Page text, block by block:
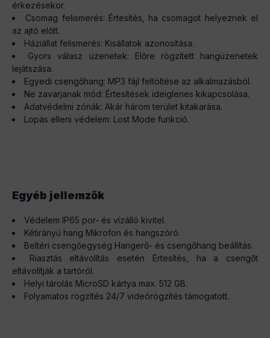
érkezésekor.
Csomag felismerés: Értesítés, ha csomagot helyeznek el
az ajtó előtt.
Háziállat felismerés: Kisállatok azonosítása.
Gyors válasz üzenetek: Előre rögzített hangüzenetek
lejátszása.
Egyedi csengőhang: MP3 fájl feltöltése az alkalmazásból.
Ne zavarjanak mód: Értesítések ideiglenes kikapcsolása.
Adatvédelmi zónák: Akár három terület kitakarása.
Lopás elleni védelem: Lost Mode funkció.
Egyéb jellemzők
Védelem IP65 por- és vízálló kivitel.
Kétirányú hang Mikrofon és hangszóró.
Beltéri csengőegység Hangerő- és csengőhang beállítás.
Riasztás eltávolítás esetén Értesítés, ha a csengőt
eltávolítják a tartóról.
Helyi tárolás MicroSD kártya max. 512 GB.
Folyamatos rögzítés 24/7 videórögzítés támogatott.